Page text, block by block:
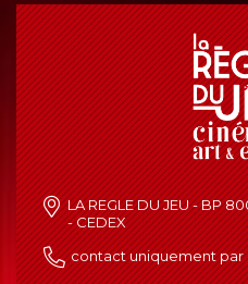
LA REGLE DU JEU - BP
- CEDEX
contact uniquement par